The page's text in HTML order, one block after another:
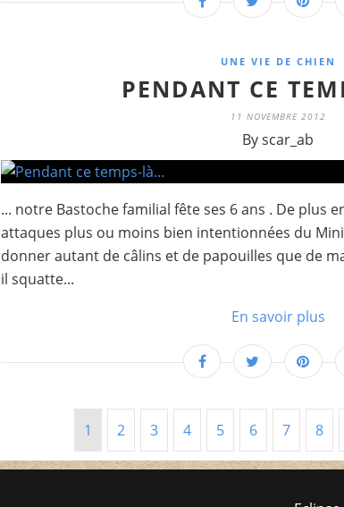
UNE VIE DE CHIEN
PENDANT CE
11 NOVEMBRE 2012
By scar_ab
... notre Bastoche familial fête ses 6 ans . De plus
attaques plus ou moins bien intentionnées du
donner autant de câlins et de papouilles que de
il squatte...
En savoir plus
1 2 3 4 5 6 7 8